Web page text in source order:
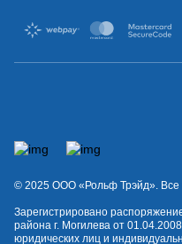
© 2025 OOO «Рольф Трэйд».
Зарегистрировано
района г. Могилева от
юридических лиц и